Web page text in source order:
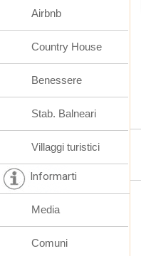
Airbnb
Country House
Benessere
Stab. Balneari
Villaggi turistici
Informarti
Media
Comuni